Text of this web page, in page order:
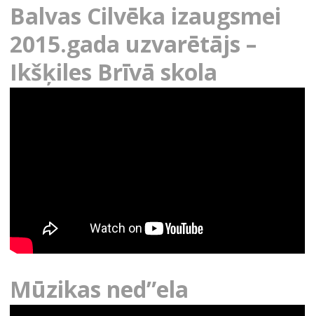
Balvas Cilvēka izaugsmei
2015.gada uzvarētājs –
Ikšķiles Brīvā skola
Mūzikas ned”ela